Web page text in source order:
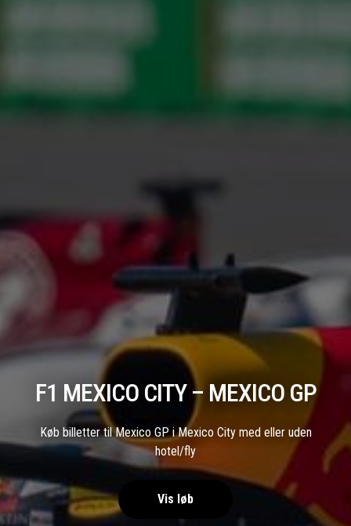
F1 MEXICO CITY – MEXICO GP
Køb billetter til Mexico GP i Mexico City med eller uden
hotel/fly
Vis løb